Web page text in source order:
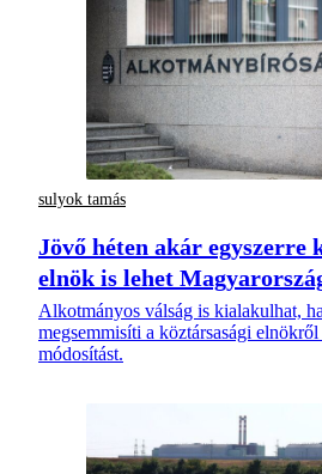
sulyok tamás
Jövő héten akár egyszerre
elnök is lehet
Alkotmányos válság is kialakulhat,
megsemmisíti a köztársasági
módosítást.